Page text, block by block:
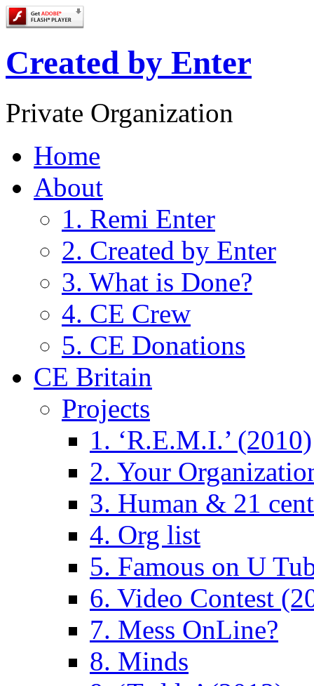
Created by Enter
Private Organization
Home
About
1. Remi Enter
2. Created by Enter
3. What is Done?
4. CE Crew
5. CE Donations
CE Britain
Projects
1. ‘R.E.M.I.’ (2010)
2. Your
3. Human & 21
4. Org list
5. Famous on U
6. Video Contest
7. Mess OnLine?
8. Minds